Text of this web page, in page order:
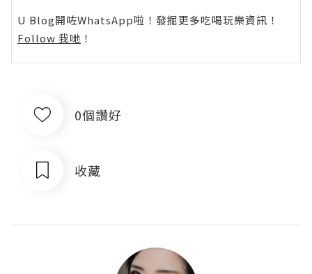
U Blog開咗WhatsApp啦！發掘更多吃喝玩樂資訊！
Follow 我哋 ！
0個讚好
收藏